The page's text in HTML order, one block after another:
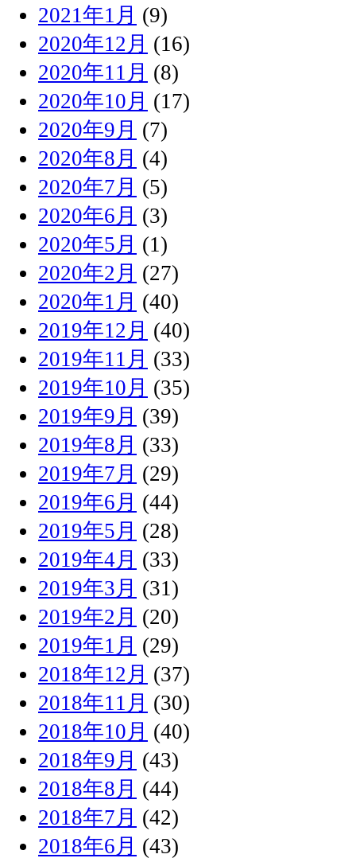
2021年1月 (9)
2020年12月 (16)
2020年11月 (8)
2020年10月 (17)
2020年9月 (7)
2020年8月 (4)
2020年7月 (5)
2020年6月 (3)
2020年5月 (1)
2020年2月 (27)
2020年1月 (40)
2019年12月 (40)
2019年11月 (33)
2019年10月 (35)
2019年9月 (39)
2019年8月 (33)
2019年7月 (29)
2019年6月 (44)
2019年5月 (28)
2019年4月 (33)
2019年3月 (31)
2019年2月 (20)
2019年1月 (29)
2018年12月 (37)
2018年11月 (30)
2018年10月 (40)
2018年9月 (43)
2018年8月 (44)
2018年7月 (42)
2018年6月 (43)